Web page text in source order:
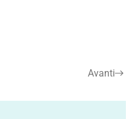
Avanti